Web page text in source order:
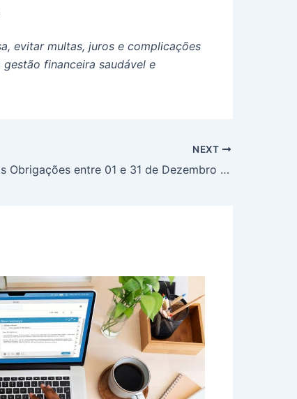
evitar multas, juros e complicações
financeira saudável e
NEXT
Vencimento das Obrigações entre 01 e 31 de Dezembro de 2025